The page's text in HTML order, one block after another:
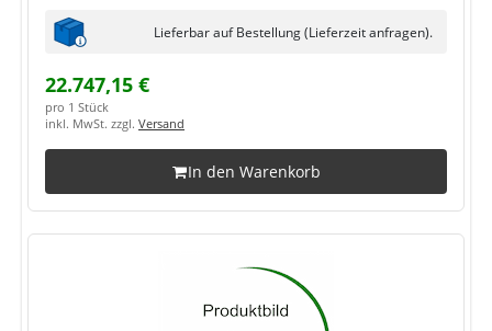
Lieferbar auf Bestellung (Lieferzeit anfragen).
22.747,15 €
pro 1 Stück
inkl. MwSt. zzgl. Versand
In den Warenkorb